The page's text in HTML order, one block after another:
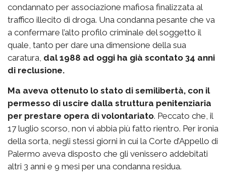
condannato per associazione mafiosa finalizzata al
traffico illecito di droga. Una condanna pesante che va
a confermare l’alto profilo criminale del soggetto il
quale, tanto per dare una dimensione della sua
caratura, dal 1988 ad oggi ha già scontato 34 anni
di reclusione.
Ma aveva ottenuto lo stato di semilibertà, con il
permesso di uscire dalla struttura penitenziaria
per prestare opera di volontariato. Peccato che, il
17 luglio scorso, non vi abbia più fatto rientro. Per ironia
della sorta, negli stessi giorni in cui la Corte d’Appello di
Palermo aveva disposto che gli venissero addebitati
altri 3 anni e 9 mesi per una condanna residua.